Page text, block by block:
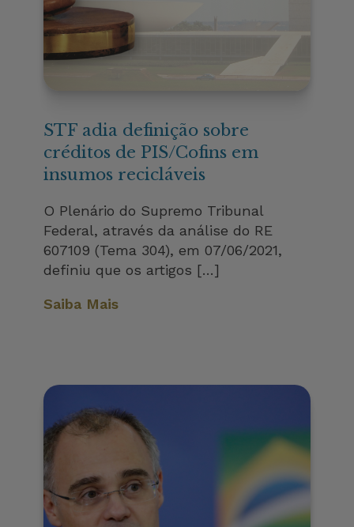
STF adia definição sobre
créditos de PIS/Cofins em
insumos recicláveis
O Plenário do Supremo Tribunal
Federal, através da análise do RE
607109 (Tema 304), em 07/06/2021,
definiu que os artigos […]
Saiba Mais